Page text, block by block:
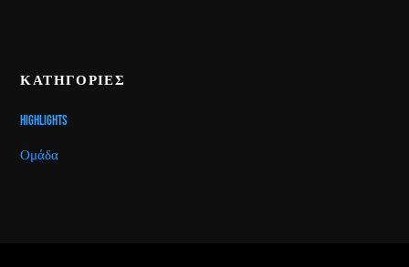
ΚΑΤΗΓΟΡΙΕΣ
Highlights
Ομάδα